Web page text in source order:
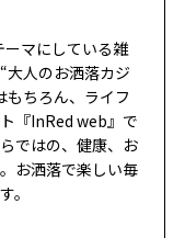
ーマにしている雑
大人のお洒落カジ
もちろん、ライフ
『InRed web』で
ではの、健康、お
お洒落で楽しい毎
。